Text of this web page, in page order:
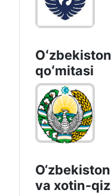
qoʻmitasi
va xotin-